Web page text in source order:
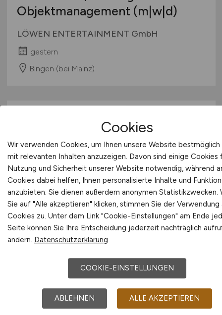
Objektmanagement (m|w|d)
LÖWEN ENTERTAINMENT GmbH
gestern
Bingen (bei Mainz)
Objektmanagerin /
Objektmanager(w/m/d)
Bau- und Liegenschaftsbetrieb NRW
gestern
Cookies
Wir verwenden Cookies, um Ihnen unsere Website bestmöglich
mit relevanten Inhalten anzuzeigen. Davon sind einige Cookies
Nutzung und Sicherheit unserer Website notwendig, während
Cookies dabei helfen, Ihnen personalisierte Inhalte und
anzubieten. Sie dienen außerdem anonymen Statistikzwecken.
Sie auf "Alle akzeptieren" klicken, stimmen Sie der Verwendung
Cookies zu. Unter dem Link "Cookie-Einstellungen" am Ende
Seite können Sie Ihre Entscheidung jederzeit nachträglich
ändern. Datenschutzerklärung
COOKIE-EINSTELLUNGEN
ABLEHNEN ALLE AKZEPTIEREN